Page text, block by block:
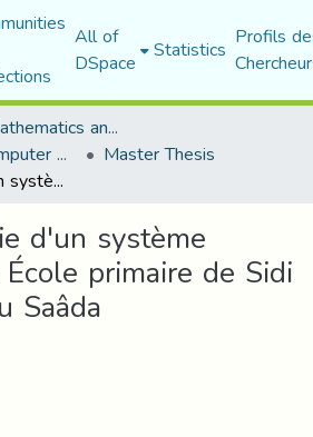
All of
DSpace Statistics Profils
Faculty of Mathematics and Computer Science
Department of Computer Science Master Thesis
La réingénierie d'un système d'information École primaire de Sidi Thamer - Bou Saâda
d'un système
primaire de Sidi
Saâda